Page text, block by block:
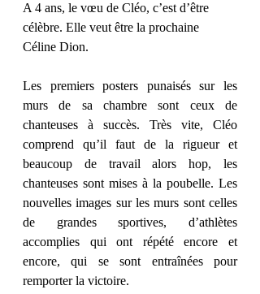
A 4 ans, le vœu de Cléo, c’est d’être
célèbre. Elle veut être la prochaine
Céline Dion.
Les premiers posters punaisés sur les
murs de sa chambre sont ceux de
chanteuses à succès. Très vite, Cléo
comprend qu’il faut de la rigueur et
beaucoup de travail alors hop, les
chanteuses sont mises à la poubelle. Les
nouvelles images sur les murs sont celles
de grandes sportives, d’athlètes
accomplies qui ont répété encore et
encore, qui se sont entraînées pour
remporter la victoire.